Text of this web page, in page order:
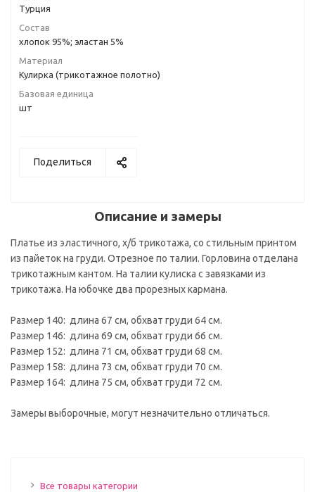
Турция
Состав
хлопок 95%; эластан 5%
Материал
Кулирка (трикотажное полотно)
Базовая единица
шт
Поделиться
Описание и замеры
Платье из эластичного, х/б трикотажа, со стильным принтом
из пайеток на груди. Отрезное по талии. Горловина отделана
трикотажным кантом. На талии кулиска с завязками из
трикотажа. На юбочке два прорезных кармана.
Размер 140: длина 67 см, обхват груди 64 см.
Размер 146: длина 69 см, обхват груди 66 см.
Размер 152: длина 71 см, обхват груди 68 см.
Размер 158: длина 73 см, обхват груди 70 см.
Размер 164: длина 75 см, обхват груди 72 см.
Замеры выборочные, могут незначительно отличаться.
Все товары категории